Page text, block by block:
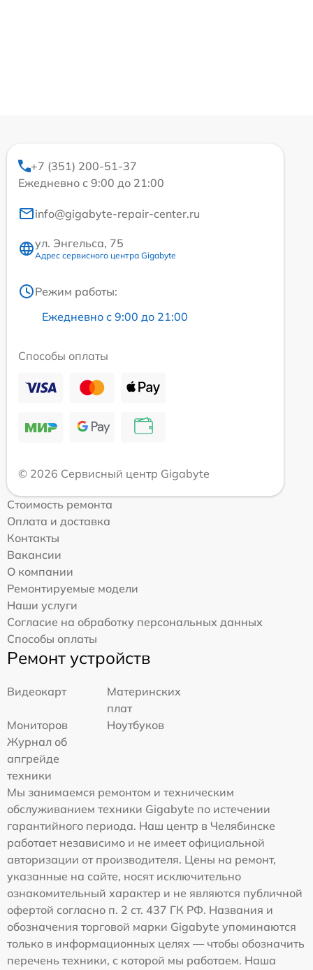
+7 (351) 200-51-37
Ежедневно с 9:00 до 21:00
info@gigabyte-repair-center.ru
ул. Энгельса, 75
Адрес сервисного центра Gigabyte
Режим работы:
Ежедневно с 9:00 до 21:00
Способы оплаты
© 2026 Сервисный центр Gigabyte
Стоимость ремонта
Оплата и доставка
Контакты
Вакансии
О компании
Ремонтируемые модели
Наши услуги
Согласие на обработку персональных данных
Способы оплаты
Ремонт устройств
Видеокарт
Материнских
плат
Мониторов
Ноутбуков
Журнал об
апгрейде
техники
Мы занимаемся ремонтом и техническим
обслуживанием техники Gigabyte по истечении
гарантийного периода. Наш центр в Челябинске
работает независимо и не имеет официальной
авторизации от производителя. Цены на ремонт,
указанные на сайте, носят исключительно
ознакомительный характер и не являются публичной
офертой согласно п. 2 ст. 437 ГК РФ. Названия и
обозначения торговой марки Gigabyte упоминаются
только в информационных целях — чтобы обозначить
перечень техники, с которой мы работаем. Наша